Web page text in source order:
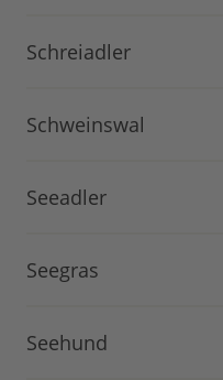
Schreiadler
Schweinswal
Seeadler
Seegras
Seehund